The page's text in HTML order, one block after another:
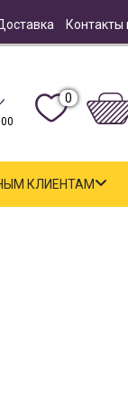
Контакты
0
КЛИЕНТАМ